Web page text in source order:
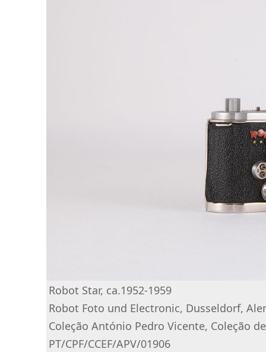
Robot Star, ca.1952-1959
Robot Foto und Electronic, Dusseldorf,
Coleção António Pedro Vicente, Coleção
PT/CPF/CCEF/APV/01906